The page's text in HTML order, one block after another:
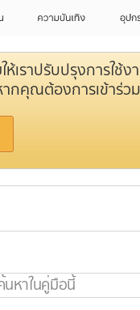
ความบันเทิง อุปก
เราปรับปรุงการใช้ง
กคุณต้องการเข้าร่วม